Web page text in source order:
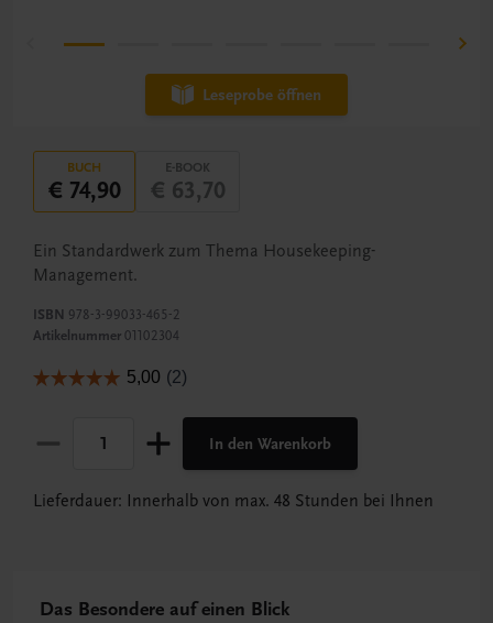
Leseprobe öffnen
BUCH
€ 74,90
E-BOOK
€ 63,70
Ein Standardwerk zum Thema Housekeeping-
Management.
ISBN 978-3-99033-465-2
Artikelnummer 01102304
In den Warenkorb
Lieferdauer: Innerhalb von max. 48 Stunden bei Ihnen
Das Besondere auf einen Blick